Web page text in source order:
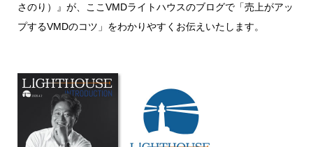
さのり）』が、ここVMDライトハウスのブログで「売上がアッ
プするVMDのコツ」をわかりやすくお伝えいたします。